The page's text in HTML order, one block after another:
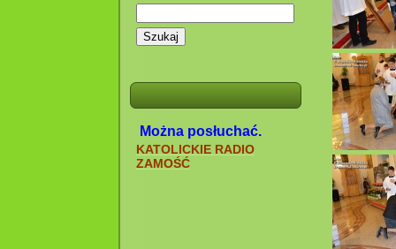
Szukaj
Można posłuchać.
KATOLICKIE RADIO
ZAMOŚĆ